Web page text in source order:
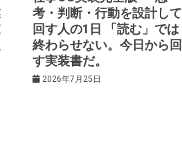
考・判断・行動を設計して
回す人の1日 「読む」では
終わらせない。今日から回
す実装書だ。
2026年7月25日